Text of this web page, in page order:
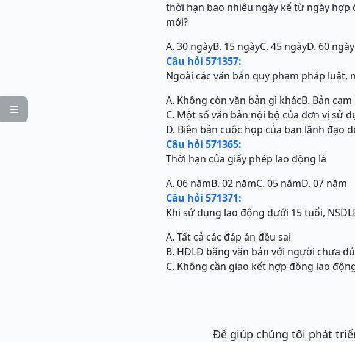

thời hạn bao nhiêu ngày kể từ ngày
mới?
A. 30 ngàyB. 15 ngàyC. 45 ngàyD. 60 ngày
Câu hỏi 571357:
Ngoài các văn bản quy phạm pháp
A. Không còn văn bản gì khácB. Bản
C. Một số văn bản nội bộ của đơn vị sử
D. Biên bản cuộc họp của ban lãnh đạo
Câu hỏi 571365:
Thời hạn của giấy phép lao động là
A. 06 nămB. 02 nămC. 05 nămD. 07 năm
Câu hỏi 571371:
Khi sử dụng lao động dưới 15 tuổi,
A. Tất cả các đáp án đều sai
B. HĐLĐ bằng văn bản với người chưa
C. Không cần giao kết hợp đồng lao
Để giúp chúng tôi phát